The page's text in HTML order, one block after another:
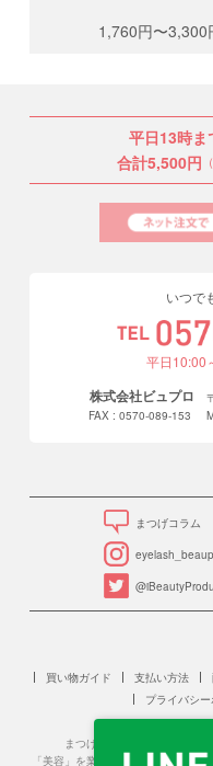
ュを低価格で。0.5gと1gか
お選びください。
1,760円〜3,300
平日13時ま
合計5,500円
いつで
平日10:00
株式会社ビュプロ
FAX : 0570-089-153
まつげコラム
買い物ガイド 支払い方法
プライバシ
まつげエクステンションは、
「美容」を業をとする場合、保健